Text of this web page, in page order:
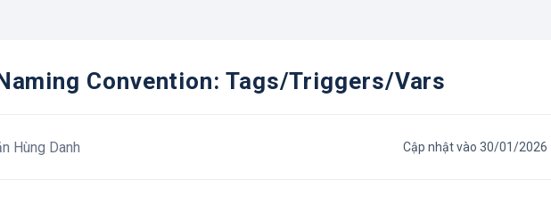
Convention: Tags/triggers/vars
Hùng Danh Cập nhật vào 30/01/2026